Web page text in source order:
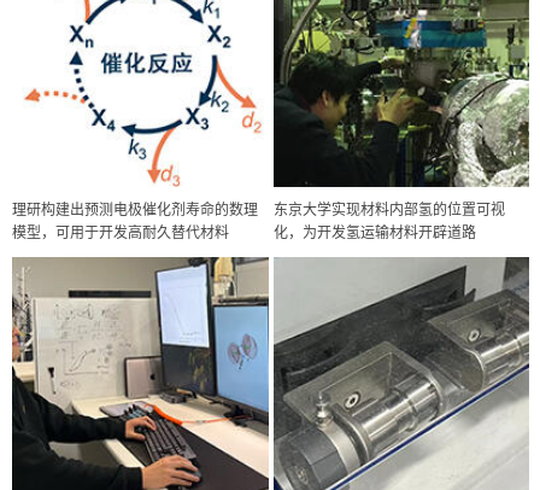
理研构建出预测电极催化剂寿命的数理
模型，可用于开发高耐久替代材料
东京大学实现材料内部氢的位置可视
化，为开发氢运输材料开辟道路
政策
日本科研费增设国际共同研究强化新类别，促进青年研究人员赴海外开